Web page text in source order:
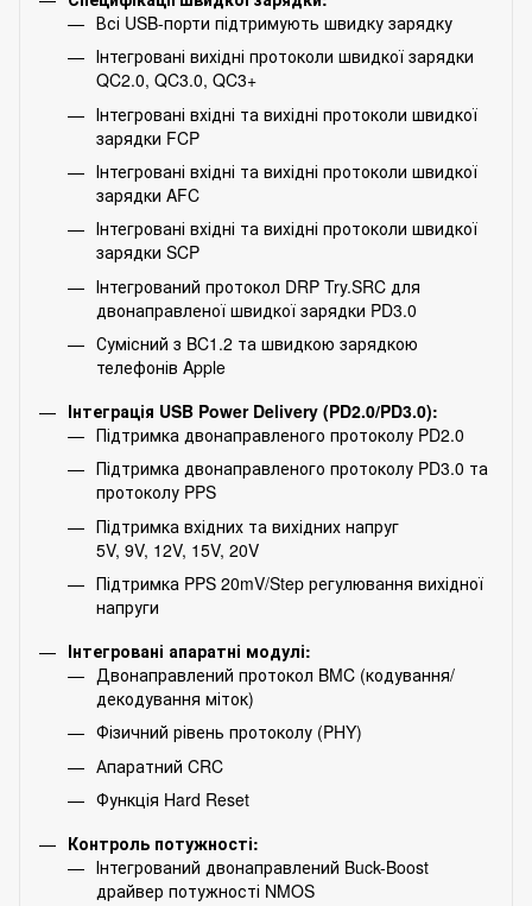
Всі USB-порти підтримують швидку зарядку
Інтегровані вихідні протоколи швидкої зарядки
QC2.0, QC3.0, QC3+
Інтегровані вхідні та вихідні протоколи швидкої
зарядки FCP
Інтегровані вхідні та вихідні протоколи швидкої
зарядки AFC
Інтегровані вхідні та вихідні протоколи швидкої
зарядки SCP
Інтегрований протокол DRP Try.SRC для
двонаправленої швидкої зарядки PD3.0
Сумісний з BC1.2 та швидкою зарядкою
телефонів Apple
Інтеграція USB Power Delivery (PD2.0/PD3.0):
Підтримка двонаправленого протоколу PD2.0
Підтримка двонаправленого протоколу PD3.0 та
протоколу PPS
Підтримка вхідних та вихідних напруг
5V, 9V, 12V, 15V, 20V
Підтримка PPS 20mV/Step регулювання вихідної
напруги
Інтегровані апаратні модулі:
Двонаправлений протокол BMC (кодування/
декодування міток)
Фізичний рівень протоколу (PHY)
Апаратний CRC
Функція Hard Reset
Контроль потужності:
Інтегрований двонаправлений Buck-Boost
драйвер потужності NMOS